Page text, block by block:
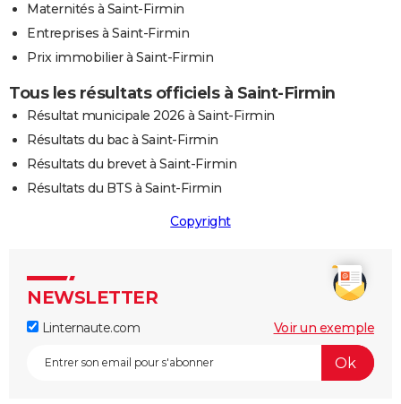
Maternités à Saint-Firmin
Entreprises à Saint-Firmin
Prix immobilier à Saint-Firmin
Tous les résultats officiels à Saint-Firmin
Résultat municipale 2026 à Saint-Firmin
Résultats du bac à Saint-Firmin
Résultats du brevet à Saint-Firmin
Résultats du BTS à Saint-Firmin
Copyright
NEWSLETTER
Linternaute.com Voir un exemple